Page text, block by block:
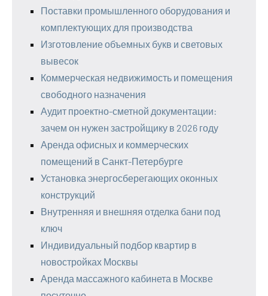
Поставки промышленного оборудования и
комплектующих для производства
Изготовление объемных букв и световых
вывесок
Коммерческая недвижимость и помещения
свободного назначения
Аудит проектно-сметной документации:
зачем он нужен застройщику в 2026 году
Аренда офисных и коммерческих
помещений в Санкт-Петербурге
Установка энергосберегающих оконных
конструкций
Внутренняя и внешняя отделка бани под
ключ
Индивидуальный подбор квартир в
новостройках Москвы
Аренда массажного кабинета в Москве